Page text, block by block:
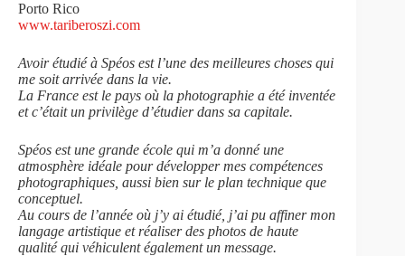
Porto Rico
www.tariberoszi.com
Avoir étudié à Spéos est l’une des meilleures choses qui
me soit arrivée dans la vie.
La France est le pays où la photographie a été inventée
et c’était un privilège d’étudier dans sa capitale.
Spéos est une grande école qui m’a donné une
atmosphère idéale pour développer mes compétences
photographiques, aussi bien sur le plan technique que
conceptuel.
Au cours de l’année où j’y ai étudié, j’ai pu affiner mon
langage artistique et réaliser des photos de haute
qualité qui véhiculent également un message.